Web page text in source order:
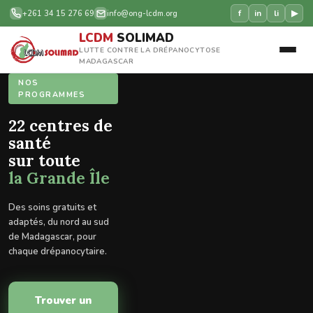
+261 34 15 276 69 info@ong-lcdm.org f in li ▶
LCDM SOLIMAD
LUTTE CONTRE LA DRÉPANOCYTOSE
MADAGASCAR
ONG LCDM · DEPUIS
2005
Lutte Contre
la
Drépanocytose
à Madagascar
Dépistage, soins et
plaidoyer — nous
accompagnons les patients
et leurs familles sur toute
NOS
PROGRAMMES
22 centres de
santé
sur toute
la Grande Île
Des soins gratuits et
adaptés, du nord au sud
de Madagascar, pour
chaque drépanocytaire.
Trouver un
SENSIBILISATION
19 Juin —
Journée
Mondiale
de la
Drépanocytose
Chaque année, nous
mobilisons patients,
médecins et familles pour
briser le silence.
Lire nos